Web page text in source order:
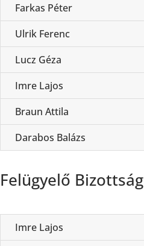
Farkas Péter
Ulrik Ferenc
Lucz Géza
Imre Lajos
Braun Attila
Darabos Balázs
Felügyelő Bizottság
Imre Lajos